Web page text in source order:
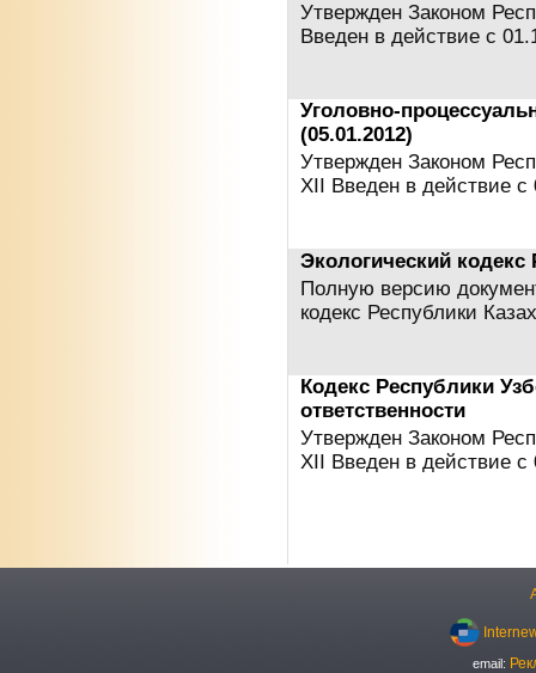
Утвержден Законом
Введен в действие с
Уголовно-
(05.01.2012)
Утвержден Законом
XII Введен в действие
Экологический кодекс
Полную версию
кодекс Республики
Кодекс Республики
ответственности
Утвержден Законом
XII Введен в действие
email: